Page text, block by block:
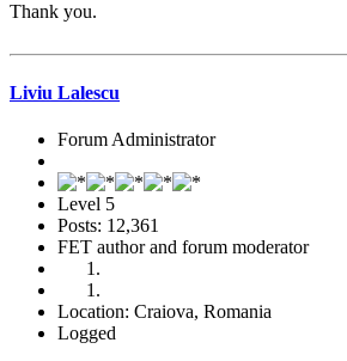
Thank you.
Liviu Lalescu
Forum Administrator
Level 5
Posts: 12,361
FET author and forum moderator
Location: Craiova, Romania
Logged